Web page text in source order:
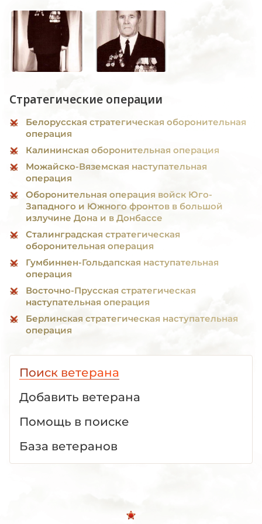
Стратегические операции
Белорусская стратегическая оборонительная
операция
Калининская оборонительная операция
Можайско-Вяземская наступательная
операция
Оборонительная операция войск Юго-
Западного и Южного фронтов в большой
излучине Дона и в Донбассе
Сталинградская стратегическая
оборонительная операция
Гумбиннен-Гольдапская наступательная
операция
Восточно-Прусская стратегическая
наступательная операция
Берлинская стратегическая наступательная
операция
Поиск ветерана
Добавить ветерана
Помощь в поиске
База ветеранов